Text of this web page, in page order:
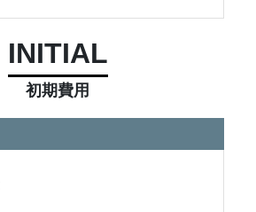
INITIAL
初期費用